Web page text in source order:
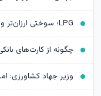
LPG؛ سوختی ارزان‌تر و پاک‌تر از بنزین اما با موانع زیرساختی